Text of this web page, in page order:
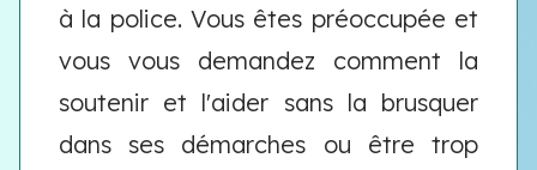
à la police. Vous êtes préoccupée et
vous vous demandez comment la
soutenir et l'aider sans la brusquer
dans ses démarches ou être trop